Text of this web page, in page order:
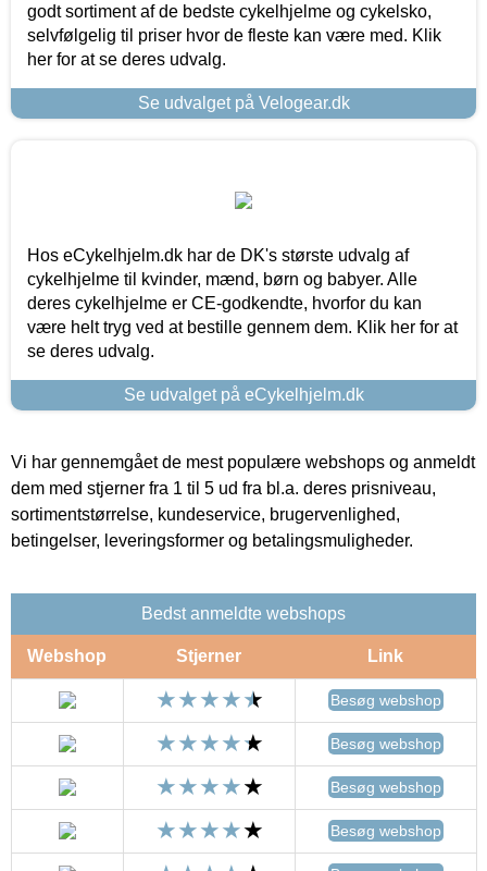
godt sortiment af de bedste cykelhjelme og cykelsko,
selvfølgelig til priser hvor de fleste kan være med. Klik
her for at se deres udvalg.
Se udvalget på Velogear.dk
Hos eCykelhjelm.dk har de DK's største udvalg af
cykelhjelme til kvinder, mænd, børn og babyer. Alle
deres cykelhjelme er CE-godkendte, hvorfor du kan
være helt tryg ved at bestille gennem dem. Klik her for at
se deres udvalg.
Se udvalget på eCykelhjelm.dk
Vi har gennemgået de mest populære webshops og anmeldt
dem med stjerner fra 1 til 5 ud fra bl.a. deres prisniveau,
sortimentstørrelse, kundeservice, brugervenlighed,
betingelser, leveringsformer og betalingsmuligheder.
Bedst anmeldte webshops
Webshop Stjerner Link
Besøg webshop
Besøg webshop
Besøg webshop
Besøg webshop